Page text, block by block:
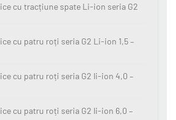
cu tracțiune spate Li-ion seria G2
cu patru roți seria G2 Li-ion 1,5 –
cu patru roți seria G2 li-ion 4,0 –
cu patru roți seria G2 li-ion 6,0 –